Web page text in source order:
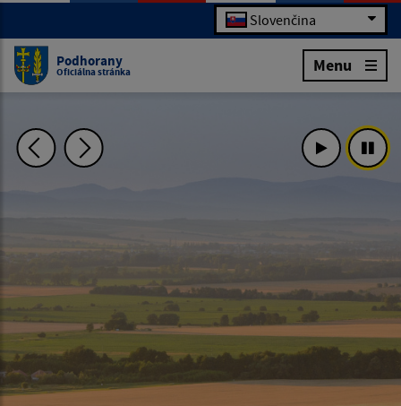
Slovenčina
Podhorany
Oficiálna stránka Menu